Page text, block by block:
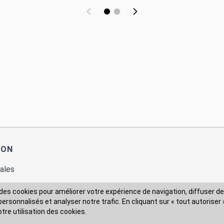
cookies pour améliorer votre expérience de navigation, diffuser
et analyser notre trafic. En cliquant sur « tout autoriser
utilisation des cookies.
données